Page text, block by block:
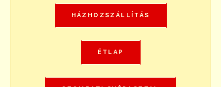
HÁZHOZSZÁLLÍTÁS
ÉTLAP